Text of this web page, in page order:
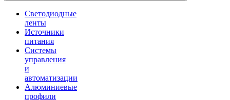
Светодиодные
ленты
Источники
питания
Системы
управления
и
автоматизации
Алюминиевые
профили